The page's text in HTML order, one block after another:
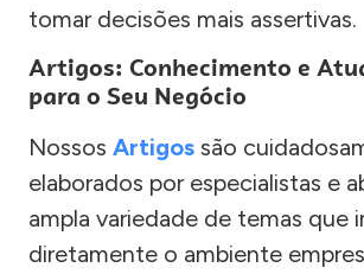
tomar decisões mais assertivas.
Artigos: Conhecimento e
para o Seu Negócio
Nossos Artigos são
elaborados por especialistas e
ampla variedade de temas que
diretamente o ambiente